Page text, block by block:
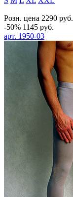
Розн. цена 2290 руб.
-50% 1145 руб.
арт. 1950-03